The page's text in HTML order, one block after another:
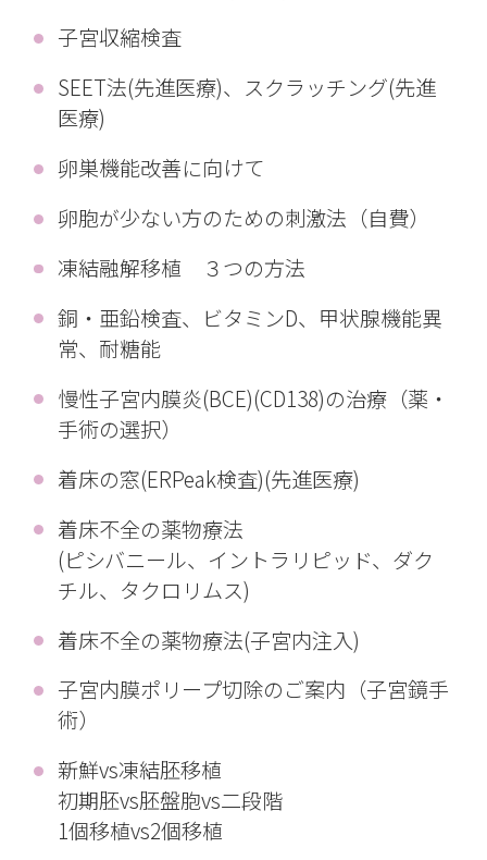
子宮収縮検査
SEET法(先進医療)、スクラッチング(先進
医療)
卵巣機能改善に向けて
卵胞が少ない方のための刺激法（自費）
凍結融解移植 ３つの方法
銅・亜鉛検査、ビタミンD、甲状腺機能異
常、耐糖能
慢性子宮内膜炎(BCE)(CD138)の治療（薬・
手術の選択）
着床の窓(ERPeak検査)(先進医療)
着床不全の薬物療法
(ピシバニール、イントラリピッド、ダク
チル、タクロリムス)
着床不全の薬物療法(子宮内注入)
子宮内膜ポリープ切除のご案内（子宮鏡手
術）
新鮮vs凍結胚移植
初期胚vs胚盤胞vs二段階
1個移植vs2個移植